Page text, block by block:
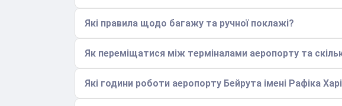
Які правила щодо багажу та ручної поклажі?
Як переміщатися між терміналами аеропорту та
Які години роботи аеропорту Бейрута імені Рафіка